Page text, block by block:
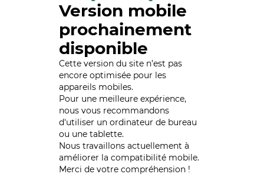
Version mobile
prochainement
disponible
Cette version du site n’est pas
encore optimisée pour les
appareils mobiles.
Pour une meilleure expérience,
nous vous recommandons
d'utiliser un ordinateur de bureau
ou une tablette.
Nous travaillons actuellement à
améliorer la compatibilité mobile.
Merci de votre compréhension !